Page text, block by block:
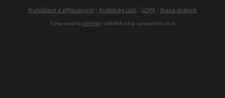
Prohlášení o přístupnosti Podmínky užití GDPR Mapa stránek
Eshop vytvořila eBRÁNA| eBRÁNA eshop s propojením na IS